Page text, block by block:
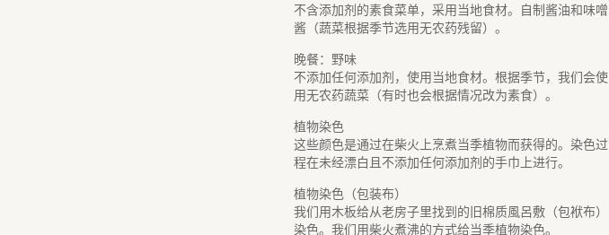
不含添加剂的素食菜单，采用当地食材。自制酱油和味噌
酱（蔬菜根据季节选用无农药残留）。
晚餐：野味
不添加任何添加剂，使用当地食材。根据季节，我们会使
用无农药蔬菜（有时也会根据情况改为素食）。
植物染色
这些颜色是通过在柴火上烹煮当季植物而获得的。染色过
程在未经漂白且不添加任何添加剂的手巾上进行。
植物染色（包装布）
我们用木板给从老房子里找到的旧棉质風呂敷（包袱布）
染色。我们用柴火煮沸的方式给当季植物染色。